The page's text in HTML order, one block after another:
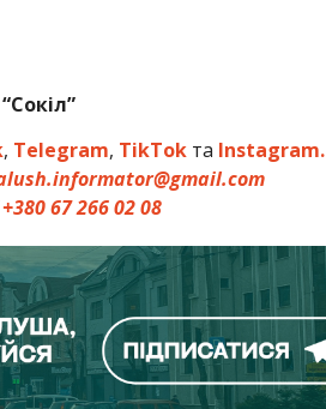
“Сокіл”
, Telegram, TikTok та Instagram.
+380 67 266 02 08